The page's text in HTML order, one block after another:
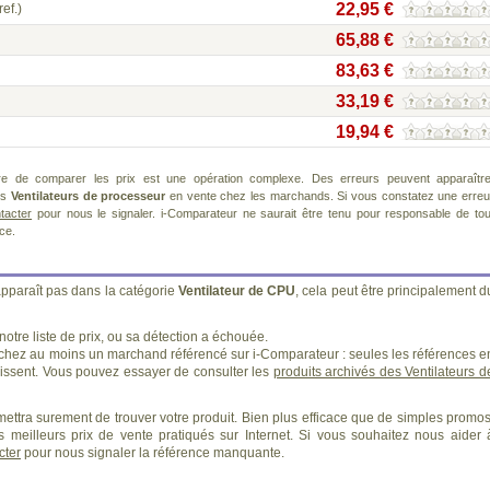
22,95 €
65,88 €
83,63 €
33,19 €
19,94 €
de comparer les prix est une opération complexe. Des erreurs peuvent
Ventilateurs de processeur en vente chez les marchands. Si vous constatez une
pour nous le signaler. i-Comparateur ne saurait être tenu pour responsable de
pas dans la catégorie Ventilateur de CPU, cela peut être principalement
liste de prix, ou sa détection a échouée.
au moins un marchand référencé sur i-Comparateur : seules les références
Vous pouvez essayer de consulter les produits archivés des Ventilateurs
surement de trouver votre produit. Bien plus efficace que de simples
meilleurs prix de vente pratiqués sur Internet. Si vous souhaitez nous aider
pour nous signaler la référence manquante.